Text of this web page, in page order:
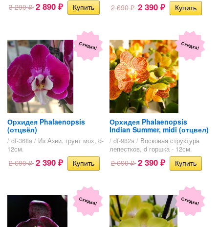
3 290₽ 2 890 ₽ 2 690₽ 2 390 ₽
Скидка!
Орхидея Phalaenopsis
(отцвёл)
/ df-368a / Из Азии, грунт мох, d-
12см.
2 690₽ 2 390 ₽
Скидка!
Орхидея Phalaenopsis
Indian Summer, midi (отцвел)
/ df-982a / Восковая структура
лепестков, d горшка - 12см.
2 690₽ 2 390 ₽
Скидка! Скидка!